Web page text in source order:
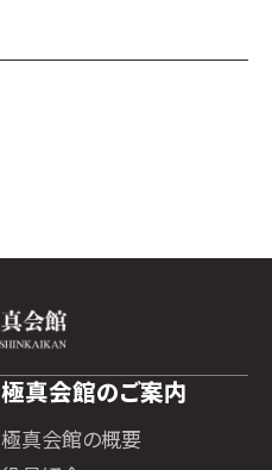
極真会館のご案内
極真会館の概要